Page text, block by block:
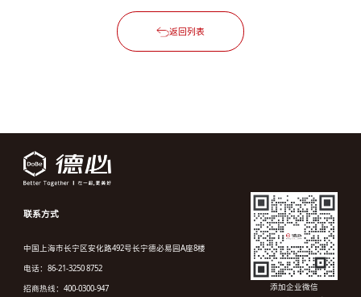
返回列表
联系方式
中国上海市长宁区安化路492号长宁德必易园A座8楼
电话：86-21-3250 8752
招商热线：400-0300-947
添加企业微信